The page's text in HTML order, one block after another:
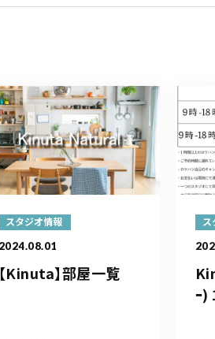
スタジオ情報
2024.08.01
【Kinuta】部屋一覧
ス
ｰ)